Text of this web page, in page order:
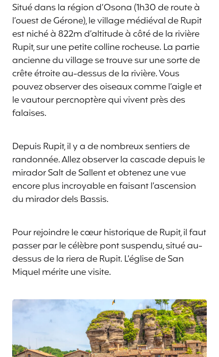
Situé dans la région d’Osona (1h30 de route à
l’ouest de Gérone), le village médiéval de Rupit
est niché à 822m d’altitude à côté de la rivière
Rupit, sur une petite colline rocheuse. La partie
ancienne du village se trouve sur une sorte de
crête étroite au-dessus de la rivière. Vous
pouvez observer des oiseaux comme l’aigle et
le vautour percnoptère qui vivent près des
falaises.
Depuis Rupit, il y a de nombreux sentiers de
randonnée. Allez observer la cascade depuis le
mirador Salt de Sallent et obtenez une vue
encore plus incroyable en faisant l’ascension
du mirador dels Bassis.
Pour rejoindre le cœur historique de Rupit, il faut
passer par le célèbre pont suspendu, situé au-
dessus de la riera de Rupit. L’église de San
Miquel mérite une visite.